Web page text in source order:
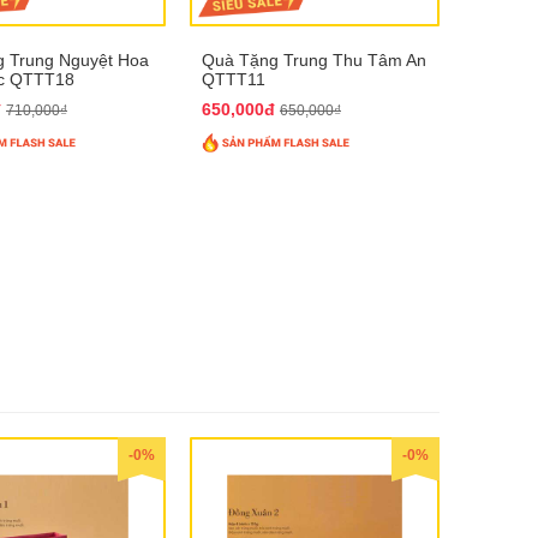
Trung Nguyệt Hoa
QTTT18
710,000₫
Quà Tặng Trung Thu Tâm An
QTTT11
650,000đ 650,000₫
-0% -0%